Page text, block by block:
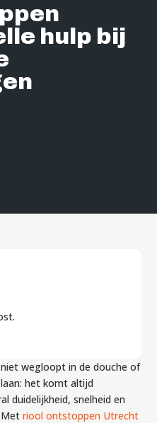
hulp bij
wegloopt in de douche of
het komt altijd
duidelijkheid, snelheid en
Metriool ontstoppen Utrecht